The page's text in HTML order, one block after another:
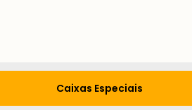
Caixas Especiais